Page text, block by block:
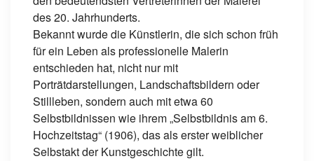
des 20. Jahrhunderts.
Bekannt wurde die Künstlerin, die sich schon früh
für ein Leben als professionelle Malerin
entschieden hat, nicht nur mit
Porträtdarstellungen, Landschaftsbildern oder
Stillleben, sondern auch mit etwa 60
Selbstbildnissen wie ihrem „Selbstbildnis am 6.
Hochzeitstag“ (1906), das als erster weiblicher
Selbstakt der Kunstgeschichte gilt.